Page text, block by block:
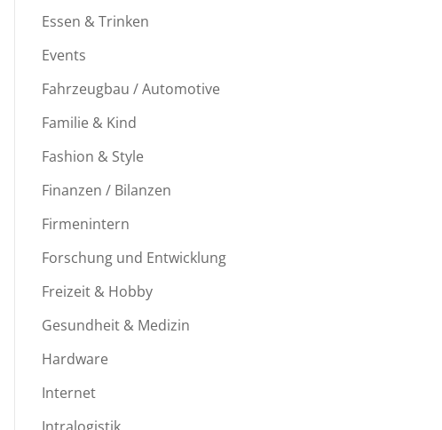
Essen & Trinken
Events
Fahrzeugbau / Automotive
Familie & Kind
Fashion & Style
Finanzen / Bilanzen
Firmenintern
Forschung und Entwicklung
Freizeit & Hobby
Gesundheit & Medizin
Hardware
Internet